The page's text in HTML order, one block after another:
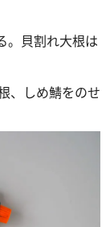
。貝割れ大根は
、しめ鯖をのせ